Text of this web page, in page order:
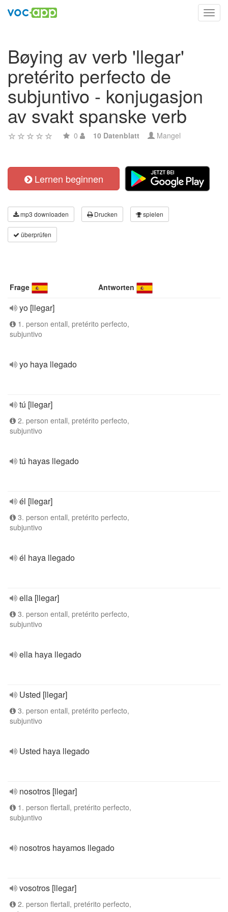
Bøying av verb 'llegar'
pretérito perfecto de
subjuntivo - konjugasjon
av svakt spanske verb
0 10 Datenblatt Mangel
Lernen beginnen
mp3 downloaden Drucken spielen
überprüfen
Frage Antworten
yo [llegar]
1. person entall, pretérito perfecto,
subjuntivo
yo haya llegado
tú [llegar]
2. person entall, pretérito perfecto,
subjuntivo
tú hayas llegado
él [llegar]
3. person entall, pretérito perfecto,
subjuntivo
él haya llegado
ella [llegar]
3. person entall, pretérito perfecto,
subjuntivo
ella haya llegado
Usted [llegar]
3. person entall, pretérito perfecto,
subjuntivo
Usted haya llegado
nosotros [llegar]
1. person flertall, pretérito perfecto,
subjuntivo
nosotros hayamos llegado
vosotros [llegar]
2. person flertall, pretérito perfecto,